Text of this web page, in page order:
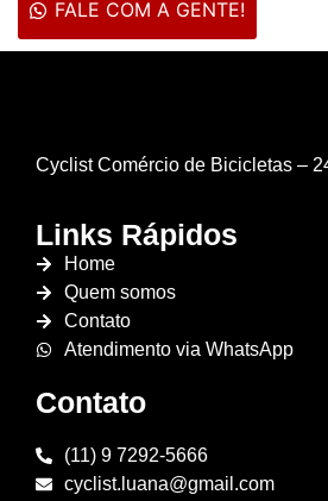
FALE COM A GENTE!
Cyclist Comércio de Bicicletas –
Links Rápidos
Home
Quem somos
Contato
Atendimento via WhatsApp
Contato
(11) 9 7292-5666
cyclist.luana@gmail.com